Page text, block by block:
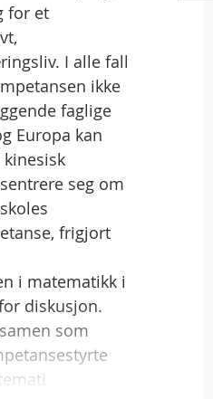
for et
I alle fall
ikke
faglige
Europa kan
seg om
frigjort
i matematikk i
diskusjon.
som